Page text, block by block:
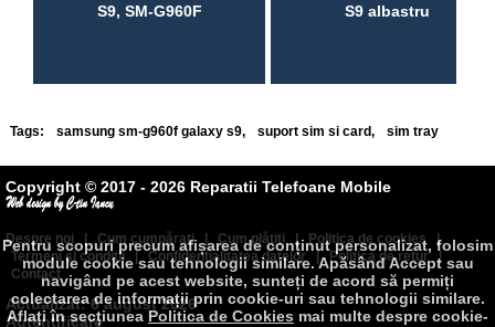
S9, SM-G960F
S9 albastru
Tags: samsung sm-g960f galaxy s9, suport sim si card, sim tray
Copyright © 2017 - 2026 Reparatii Telefoane Mobile
Despre noi | Cum cumpăraţi | Cum plătiţi | Politica de cookies
|
Termeni şi condiţii
| Confidenţialitatea datelor | Politica de retur
|
Contact
Actualizat: 6 august 2026
Autentificare
Pentru scopuri precum afișarea de conținut personalizat, folosim
module cookie sau tehnologii similare. Apăsând Accept sau
navigând pe acest website, sunteți de acord să permiți
colectarea de informații prin cookie-uri sau tehnologii similare.
Aflați în secțiunea Politica de Cookies mai multe despre cookie-